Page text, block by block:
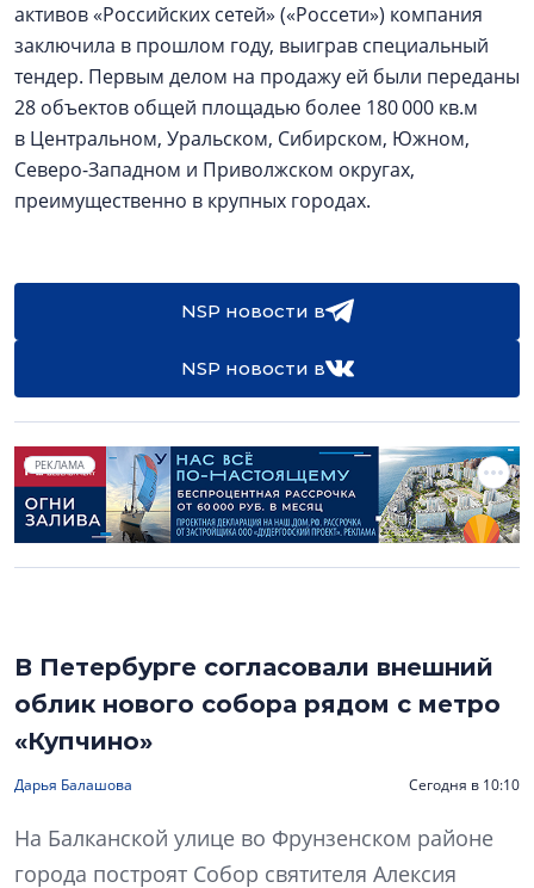
активов «Российских сетей» («Россети») компания
заключила в прошлом году, выиграв специальный
тендер. Первым делом на продажу ей были переданы
28 объектов общей площадью более 180 000 кв.м
в Центральном, Уральском, Сибирском, Южном,
Северо-Западном и Приволжском округах,
преимущественно в крупных городах.
NSP новости в
NSP новости в
РЕКЛАМА
В Петербурге согласовали внешний
облик нового собора рядом с метро
«Купчино»
Дарья Балашова Сегодня в 10:10
На Балканской улице во Фрунзенском районе
города построят Собор святителя Алексия